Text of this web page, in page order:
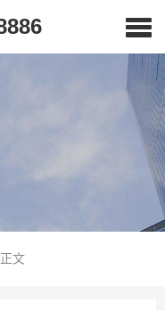
正文